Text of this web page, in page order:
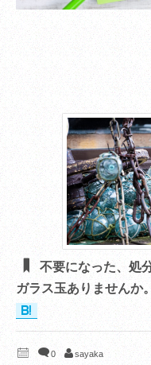
不要になった、処
ガラス玉ありませんか
0 sayaka